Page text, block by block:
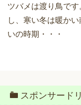
ツバメは渡り鳥で
し、寒い冬は暖か
いの時期・・・
スポンサード